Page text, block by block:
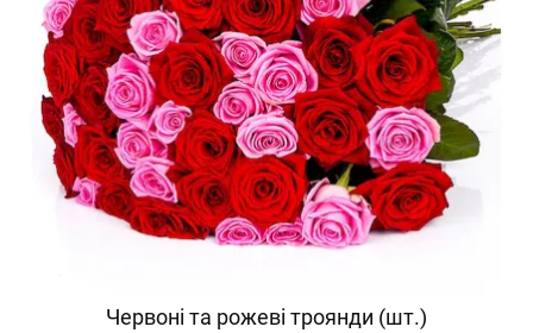
Червоні та рожеві троянди (шт.)